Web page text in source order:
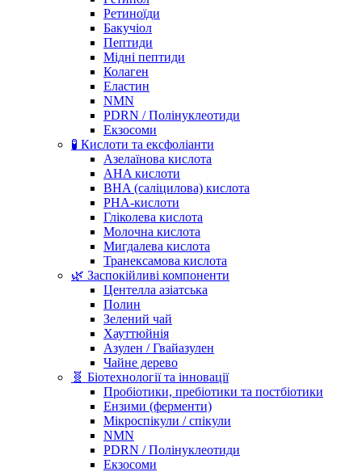
Ретиноїди
Бакучіол
Пептиди
Мідні пептиди
Колаген
Еластин
NMN
PDRN / Полінуклеотиди
Екзосоми
🧪 Кислоти та ексфоліанти
Азелаїнова кислота
AHA кислоти
BHA (саліцилова) кислота
PHA-кислоти
Гліколева кислота
Молочна кислота
Мигдалева кислота
Транексамова кислота
🌿 Заспокійливі компоненти
Центелла азіатська
Полин
Зелений чай
Хауттюйнія
Азулен / Гвайазулен
Чайне дерево
🧬 Біотехнології та інновації
Пробіотики, пребіотики та постбіотики
Ензими (ферменти)
Мікроспікули / спікули
NMN
PDRN / Полінуклеотиди
Екзосоми